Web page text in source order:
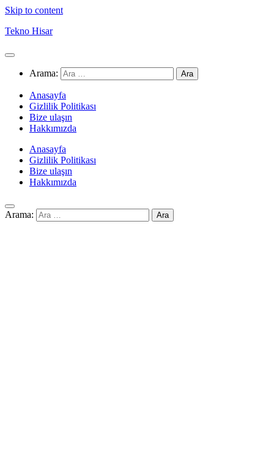
Skip to content
Tekno Hisar
Arama:
Anasayfa
Gizlilik Politikası
Bize ulaşın
Hakkımızda
Anasayfa
Gizlilik Politikası
Bize ulaşın
Hakkımızda
Arama: